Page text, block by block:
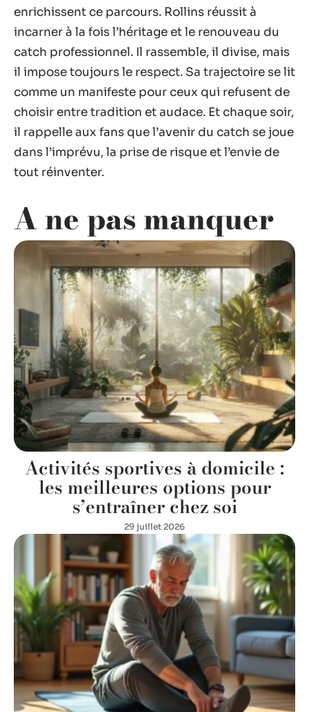
enrichissent ce parcours. Rollins réussit à
incarner à la fois l’héritage et le renouveau du
catch professionnel. Il rassemble, il divise, mais
il impose toujours le respect. Sa trajectoire se lit
comme un manifeste pour ceux qui refusent de
choisir entre tradition et audace. Et chaque soir,
il rappelle aux fans que l’avenir du catch se joue
dans l’imprévu, la prise de risque et l’envie de
tout réinventer.
A ne pas manquer
Activités sportives à domicile :
les meilleures options pour
s’entraîner chez soi
29 juillet 2026